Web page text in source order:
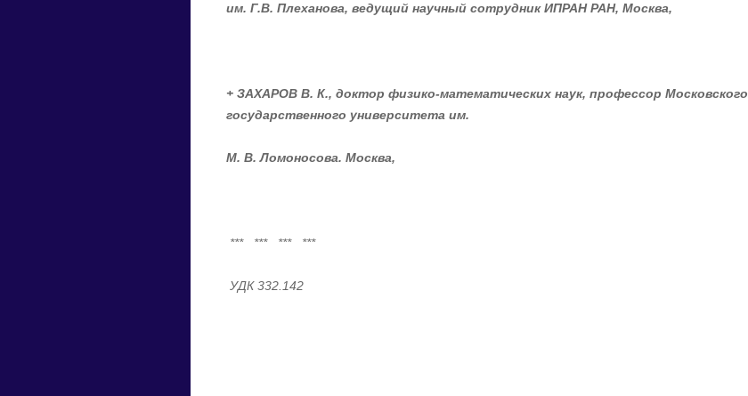
им. Г.В. Плеханова, ведущий научный сотрудник ИПРАН РАН, Москва,
+ ЗАХАРОВ В. К., доктор физико-математических наук, профессор Московского
государственного университета им.
М. В. Ломоносова. Москва,
*** *** *** ***
УДК332.142